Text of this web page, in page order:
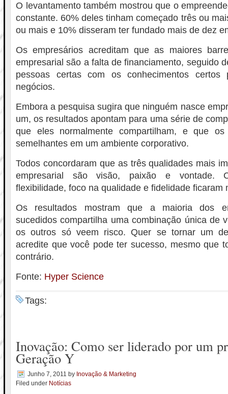
O levantamento também mostrou que o
constante. 60% deles tinham começado três ou
ou mais e 10% disseram ter fundado mais de dez
Os empresários acreditam que as maiores
empresarial são a falta de financiamento, seguido
pessoas certas com os conhecimentos certos
negócios.
Embora a pesquisa sugira que ninguém nasce
um, os resultados apontam para uma série de
que eles normalmente compartilham, e que
semelhantes em um ambiente corporativo.
Todos concordaram que as três qualidades mais
empresarial são visão, paixão e vontade.
flexibilidade, foco na qualidade e fidelidade ficaram
Os resultados mostram que a maioria dos
sucedidos compartilha uma combinação única de
os outros só veem risco. Quer se tornar um
acredite que você pode ter sucesso, mesmo que
contrário.
Fonte: Hyper Science
Tags:
Inovação: Como ser liderado por um
Geração Y
Junho 7, 2011 by Inovação & Marketing
Filed under Notícias